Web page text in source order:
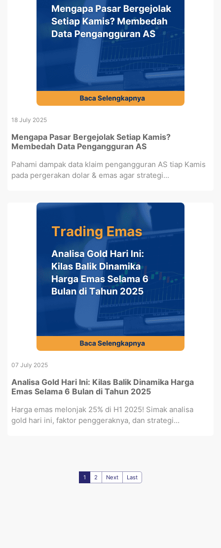
18 July 2025
Mengapa Pasar Bergejolak Setiap Kamis?
Membedah Data Pengangguran AS
Pahami dampak data klaim pengangguran AS tiap Kamis
pada pergerakan dolar & emas agar strategi...
07 July 2025
Analisa Gold Hari Ini: Kilas Balik Dinamika Harga
Emas Selama 6 Bulan di Tahun 2025
Harga emas melonjak 25% di H1 2025! Simak analisa
gold hari ini, faktor penggeraknya, dan strategi...
1 2 Next Last